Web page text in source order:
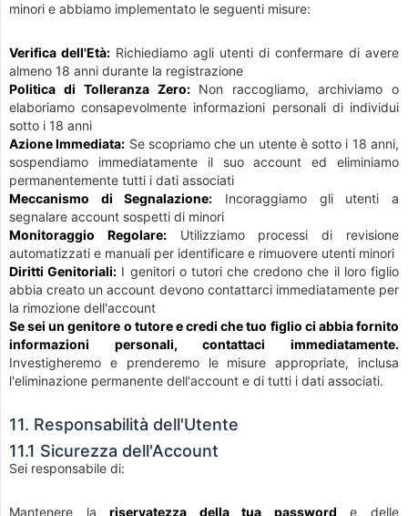
minori e abbiamo implementato le seguenti misure:
Verifica dell'Età: Richiediamo agli utenti di confermare di avere
almeno 18 anni durante la registrazione
Politica di Tolleranza Zero:Non raccogliamo, archiviamo o
elaboriamo consapevolmente informazioni personali di individui
sotto i 18 anni
Azione Immediata: Se scopriamo che un utente è sotto i 18 anni,
sospendiamo immediatamente il suo account ed eliminiamo
permanentemente tutti i dati associati
Meccanismo di Segnalazione: Incoraggiamo gli utenti a
segnalare account sospetti di minori
Monitoraggio Regolare:Utilizziamo processi di revisione
automatizzati e manuali per identificare e rimuovere utenti minori
Diritti Genitoriali: I genitori o tutori che credono che il loro figlio
abbia creato un account devono contattarci immediatamente per
la rimozione dell'account
Se sei un genitore o tutore e credi che tuo figlio ci abbia fornito
informazioni personali, contattaci immediatamente.
Investigheremo e prenderemo le misure appropriate, inclusa
l'eliminazione permanente dell'account e di tutti i dati associati.
11. Responsabilità dell'Utente
11.1 Sicurezza dell'Account
Sei responsabile di:
Mantenere lariservatezza della tua password e delle